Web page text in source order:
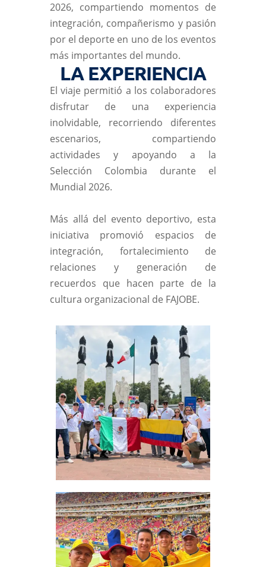
2026, compartiendo momentos de
integración, compañerismo y pasión
por el deporte en uno de los eventos
más importantes del mundo.
LA EXPERIENCIA
El viaje permitió a los colaboradores
disfrutar de una experiencia
inolvidable, recorriendo diferentes
escenarios, compartiendo
actividades y apoyando a la
Selección Colombia durante el
Mundial 2026.
Más allá del evento deportivo, esta
iniciativa promovió espacios de
integración, fortalecimiento de
relaciones y generación de
recuerdos que hacen parte de la
cultura organizacional de FAJOBE.